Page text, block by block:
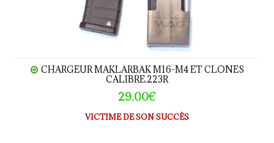
CHARGEUR MAKLARBAK M16-M4 ET CLONES
CALIBRE.223R
29.00€
VICTIME DE SON SUCCÈS